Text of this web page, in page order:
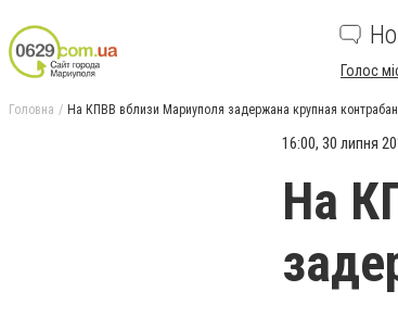
Голос
Головна На КПВВ вблизи Мариуполя задержана крупная
16:00, 30 липня
На